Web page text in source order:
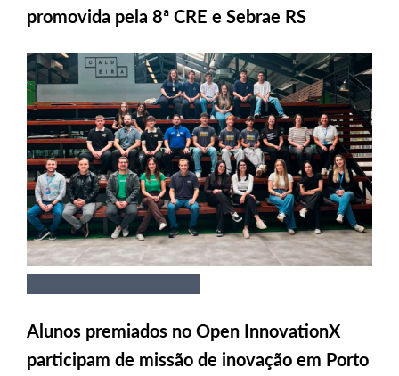
promovida pela 8ª CRE e Sebrae RS
Alunos premiados no Open InnovationX
participam de missão de inovação em Porto